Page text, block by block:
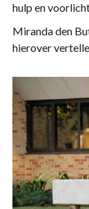
hulp en
Miranda den
hierover